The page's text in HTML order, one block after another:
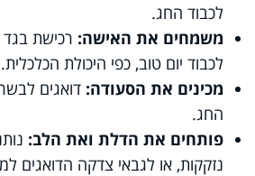
לכבוד החג.
משמחים את האישה: רכישת
לכבוד יום טוב, כפי היכולת הכלכלית.
מכינים את הסעודה: דואגים
החג.
פותחים את הדלת ואת הלב:
נזקקות, או לגבאי צדקה הדואגים